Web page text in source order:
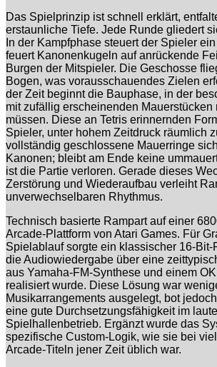
Das Spielprinzip ist schnell erklärt,
erstaunliche Tiefe. Jede Runde gliedert
In der Kampfphase steuert der Spieler
feuert Kanonenkugeln auf anrückende
Burgen der Mitspieler. Die Geschosse
Bogen, was vorausschauendes Zielen
der Zeit beginnt die Bauphase, in der
mit zufällig erscheinenden Mauerstücken
müssen. Diese an Tetris erinnernden
Spieler, unter hohem Zeitdruck räumlich
vollständig geschlossene Mauerringe
Kanonen; bleibt am Ende keine
ist die Partie verloren. Gerade dieses
Zerstörung und Wiederaufbau verleiht
unverwechselbaren Rhythmus.
Technisch basierte Rampart auf einer
Arcade-Plattform von Atari Games. Für
Spielablauf sorgte ein klassischer 16-Bit-
die Audiowiedergabe über eine
aus Yamaha-FM-Synthese und einem
realisiert wurde. Diese Lösung war
Musikarrangements ausgelegt, bot
eine gute Durchsetzungsfähigkeit im
Spielhallenbetrieb. Ergänzt wurde das
spezifische Custom-Logik, wie sie bei
Arcade-Titeln jener Zeit üblich war.